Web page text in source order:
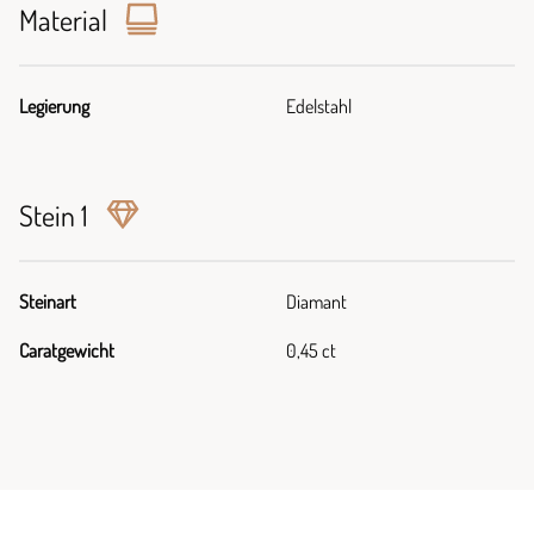
Material
Legierung Edelstahl
Stein 1
Steinart Diamant
Caratgewicht 0,45 ct